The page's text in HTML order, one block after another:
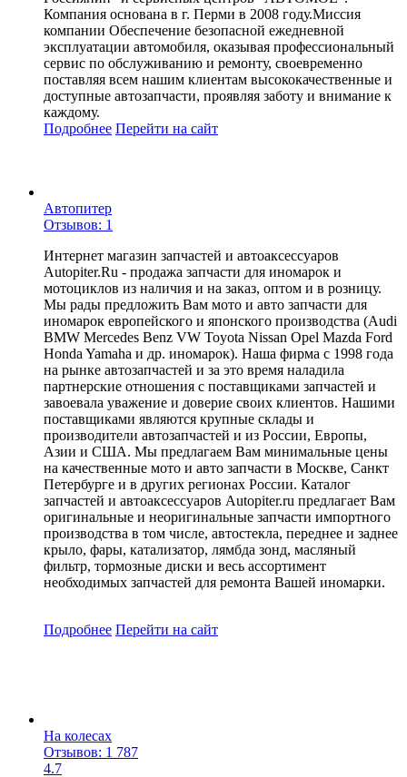
Компания основана в г. Перми в 2008 году.Миссия
компании Обеспечение безопасной ежедневной
эксплуатации автомобиля, оказывая профессиональный
сервис по обслуживанию и ремонту, своевременно
поставляя всем нашим клиентам высококачественные и
доступные автозапчасти, проявляя заботу и внимание к
каждому.
Подробнее Перейти на сайт
Автопитер
Отзывов: 1
Интернет магазин запчастей и автоаксессуаров
Autopiter.Ru - продажа запчасти для иномарок и
мотоциклов из наличия и на заказ, оптом и в розницу.
Мы рады предложить Вам мото и авто запчасти для
иномарок европейского и японского производства (Audi
BMW Mercedes Benz VW Toyota Nissan Opel Mazda Ford
Honda Yamaha и др. иномарок). Наша фирма с 1998 года
на рынке автозапчастей и за это время наладила
партнерские отношения с поставщиками запчастей и
завоевала уважение и доверие своих клиентов. Нашими
поставщиками являются крупные склады и
производители автозапчастей и из России, Европы,
Азии и США. Мы предлагаем Вам минимальные цены
на качественные мото и авто запчасти в Москве, Санкт
Петербурге и в других регионах России. Каталог
запчастей и автоаксессуаров Autopiter.ru предлагает Вам
оригинальные и неоригинальные запчасти импортного
производства в том числе, автостекла, переднее и заднее
крыло, фары, катализатор, лямбда зонд, масляный
фильтр, тормозные диски и весь ассортимент
необходимых запчастей для ремонта Вашей иномарки.
Подробнее Перейти на сайт
На колесах
Отзывов: 1 787
4.7